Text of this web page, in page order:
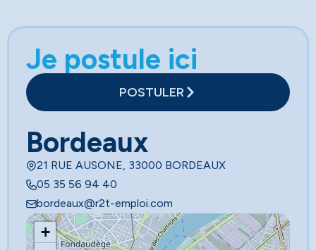
Je postule ici
POSTULER
Bordeaux
21 RUE AUSONE, 33000 BORDEAUX
05 35 56 94 40
bordeaux@r2t-emploi.com
+